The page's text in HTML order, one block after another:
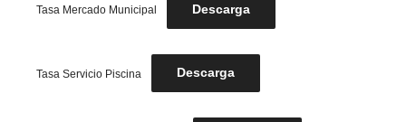
Tasa Mercado Municipal Descarga
Tasa Servicio Piscina Descarga